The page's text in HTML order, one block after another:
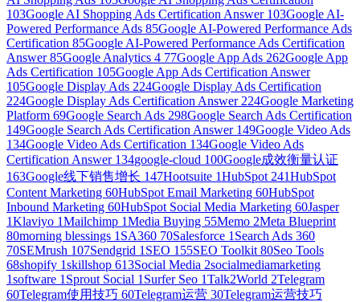
103Google AI Shopping Ads Certification Answer 103Google AI-
Powered Performance Ads 85Google AI-Powered Performance Ads
Certification 85Google AI-Powered Performance Ads Certification
Answer85Google Analytics 4 77Google App Ads 262Google App
Ads Certification 105Google App Ads Certification Answer
105Google Display Ads 224Google Display Ads Certification
224Google Display Ads Certification Answer 224Google Marketing
Platform 69Google Search Ads 298Google Search Ads Certification
149Google Search Ads Certification Answer 149Google Video Ads
134Google Video Ads Certification 134Google Video Ads
Certification Answer 134google-cloud 100Google成效衡量认证
163Google线下销售增长 147Hootsuite 1HubSpot 241HubSpot
Content Marketing 60HubSpot Email Marketing 60HubSpot
Inbound Marketing 60HubSpot Social Media Marketing 60Jasper
1Klaviyo 1Mailchimp 1Media Buying 55Memo 2Meta Blueprint
80morning blessings 1 SA360 70Salesforce 1 Search Ads 360
70SEMrush 107Sendgrid 1 SEO 155SEO Toolkit 80Seo Tools
68shopify 1skillshop 613Social Media 2socialmediamarketing
1software 1 Sprout Social 1 Surfer Seo 1Talk2World 2Telegram
60Telegram使用技巧 60Telegram运营 30Telegram运营技巧